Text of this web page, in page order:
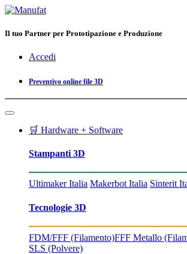
Il tuo Partner per Prototipazione e Produzione
Accedi
Preventivo online file 3D
🛒 Hardware + Software
Stampanti 3D
Ultimaker Italia Makerbot Italia Sinterit
Tecnologie 3D
FDM/FFF (Filamento)FFF Metallo
SLS (Polvere)